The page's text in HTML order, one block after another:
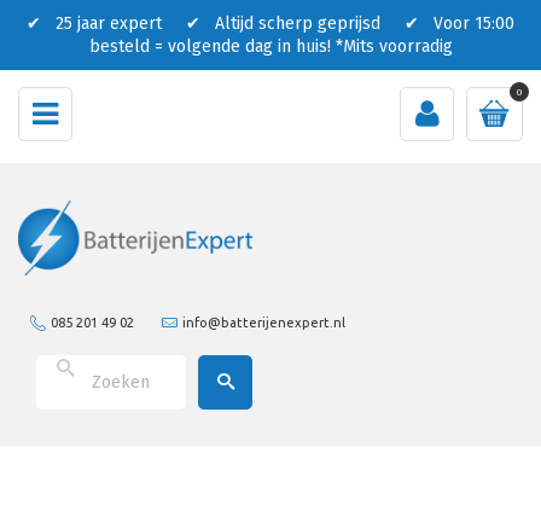
✔ 25 jaar expert ✔ Altijd scherp geprijsd ✔ Voor 15:00
besteld = volgende dag in huis! *Mits voorradig
0
085 201 49 02 info@batterijenexpert.nl